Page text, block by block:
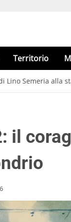
Territorio
Lino Semeria alla
il